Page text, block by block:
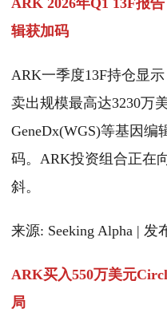
ARK 2026年Q1 13F报
辑获加码
ARK一季度13F持仓显
卖出规模最高达3230万
GeneDx(WGS)等基因
码。ARK投资组合正在
斜。
来源: Seeking Alpha | 发
ARK买入550万美元
局